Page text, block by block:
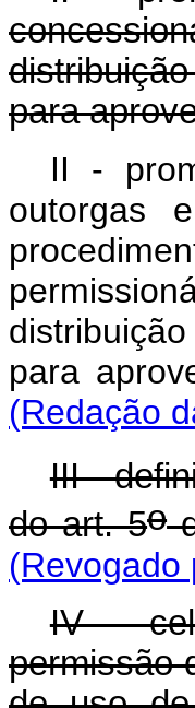
para
II -
outorgas
para
(Redação
III -
do art. 5o
(Revogado
IV -
permissão